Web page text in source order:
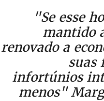
"Se esse
mantido
renovado a
suas
infortúnios
menos"